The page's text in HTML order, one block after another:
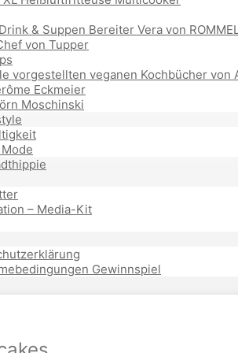
& Suppen Bereiter Vera von
von Tupper
vorgestellten veganen Kochbücher von
Eckmeier
Moschinski
– Media-Kit
Gewinnspiel